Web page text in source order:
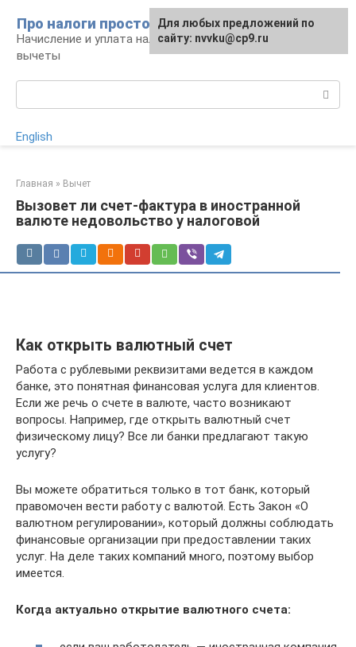
контенту
Про налоги просто
Начисление и уплата налогов, налоговые
вычеты
English
Главная » Вычет
Вызовет ли счет-фактура в иностранной
валюте недовольство у налоговой
Как открыть валютный счет
Работа с рублевыми реквизитами ведется в каждом
банке, это понятная финансовая услуга для клиентов.
Если же речь о счете в валюте, часто возникают
вопросы. Например, где открыть валютный счет
физическому лицу? Все ли банки предлагают такую
услугу?
Вы можете обратиться только в тот банк, который
правомочен вести работу с валютой. Есть Закон «О
валютном регулировании», который должны соблюдать
финансовые организации при предоставлении таких
услуг. На деле таких компаний много, поэтому выбор
имеется.
Когда актуально открытие валютного счета:
Для любых предложений по
сайту: nvvku@cp9.ru